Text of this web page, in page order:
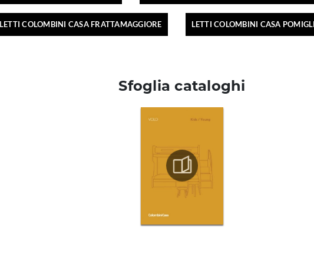
LETTI COLOMBINI CASA FRATTAMAGGIORE LETTI COLOMBINI CASA
Sfoglia cataloghi